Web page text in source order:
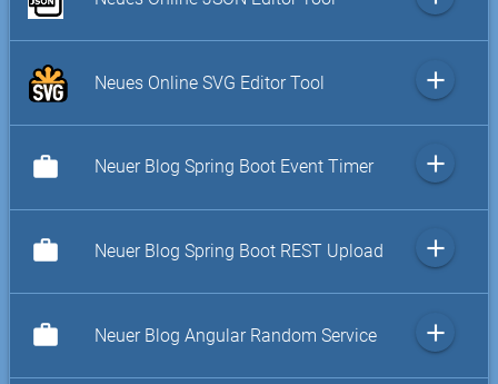
Neues Online SVG Editor Tool add
work Neuer Blog Spring Boot Event Timer add
work Neuer Blog Spring Boot REST Upload add
work Neuer Blog Angular Random Service add